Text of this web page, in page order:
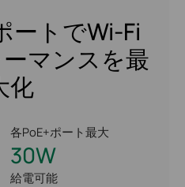
ートでWi-Fi
マンスを最
化
各PoE+ポート最大
30W
給電可能